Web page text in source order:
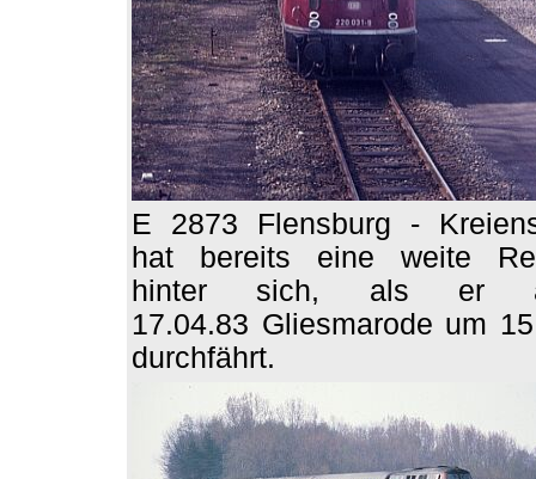
E 2873 Flensburg -
hat bereits eine weite
hinter sich, als er
17.04.83 Gliesmarode um
durchfährt.